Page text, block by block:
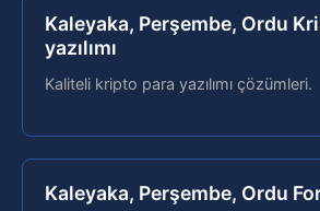
Kaleyaka, Perşembe, Ordu
yazılımı
Kaliteli kripto para yazılımı çözümleri.
Kaleyaka, Perşembe, Ordu